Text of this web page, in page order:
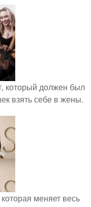
который должен был
взять себе в жены.
меняет весь